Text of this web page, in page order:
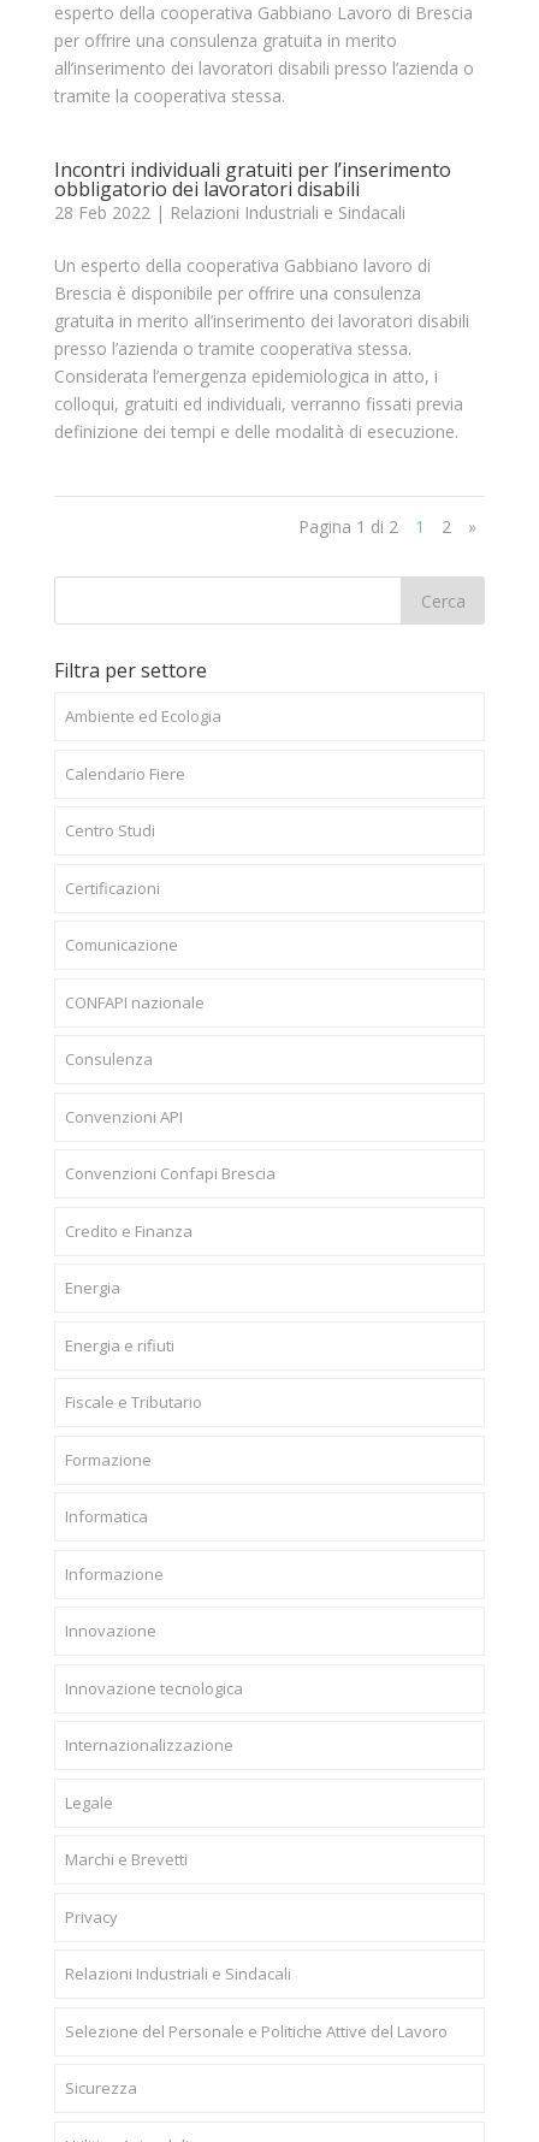
esperto della cooperativa Gabbiano Lavoro di Brescia
per offrire una consulenza gratuita in merito
all’inserimento dei lavoratori disabili presso l’azienda o
tramite la cooperativa stessa.
Incontri individuali gratuiti per l’inserimento
obbligatorio dei lavoratori disabili
28 Feb 2022| Relazioni Industriali e Sindacali
Un esperto della cooperativa Gabbiano lavoro di
Brescia è disponibile per offrire una consulenza
gratuita in merito all’inserimento dei lavoratori disabili
presso l’azienda o tramite cooperativa stessa.
Considerata l’emergenza epidemiologica in atto, i
colloqui, gratuiti ed individuali, verranno fissati previa
definizione dei tempi e delle modalità di esecuzione.
Pagina 1 di 2 1 2 »
Filtra per settore
Ambiente ed Ecologia
Calendario Fiere
Centro Studi
Certificazioni
Comunicazione
CONFAPI nazionale
Consulenza
Convenzioni API
Convenzioni Confapi Brescia
Credito e Finanza
Energia
Energia e rifiuti
Fiscale e Tributario
Formazione
Informatica
Informazione
Innovazione
Innovazione tecnologica
Internazionalizzazione
Legale
Marchi e Brevetti
Privacy
Relazioni Industriali e Sindacali
Selezione del Personale e Politiche Attive del Lavoro
Sicurezza